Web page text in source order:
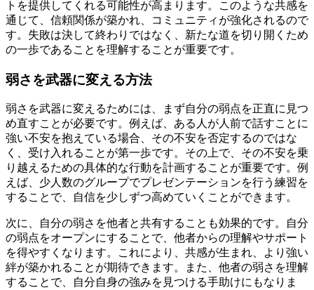
トを提供してくれる可能性が高まります。このような共感を
通じて、信頼関係が築かれ、コミュニティが強化されるので
す。失敗は決して終わりではなく、新たな道を切り開くため
の一歩であることを理解することが重要です。
弱さを武器に変える方法
弱さを武器に変えるためには、まず自分の弱点を正直に見つ
め直すことが必要です。例えば、ある人が人前で話すことに
強い不安を抱えている場合、その不安を否定するのではな
く、受け入れることが第一歩です。その上で、その不安を乗
り越えるための具体的な行動を計画することが重要です。例
えば、少人数のグループでプレゼンテーションを行う練習を
することで、自信を少しずつ高めていくことができます。
次に、自分の弱さを他者と共有することも効果的です。自分
の弱点をオープンにすることで、他者からの理解やサポート
を得やすくなります。これにより、共感が生まれ、より強い
絆が築かれることが期待できます。また、他者の弱さを理解
することで、自分自身の強みを見つける手助けにもなりま